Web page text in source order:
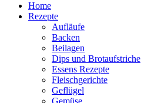
Home
Rezepte
Aufläufe
Backen
Beilagen
Dips und Brotaufstriche
Essens Rezepte
Fleischgerichte
Geflügel
Gemüse